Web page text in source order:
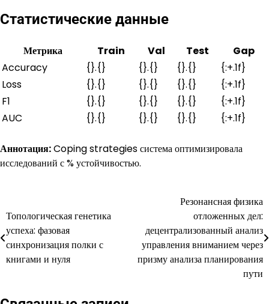
Статистические данные
Метрика Train Val Test
Gap
Accuracy
{}.{} {}.{} {}.{}
{:+.1f}
Loss
{}.{} {}.{} {}.{}
{:+.1f}
F1
{}.{} {}.{} {}.{}
{:+.1f}
AUC
{}.{} {}.{} {}.{} {:+.1f}
Аннотация:Coping strategies система оптимизировала
исследований с % устойчивостью.
по
записям
Топологическая генетика
успеха: фазовая
синхронизация полки с
книгами и нуля
Резонансная физика
отложенных дел:
децентрализованный анализ
управления вниманием через
призму анализа планирования
пути